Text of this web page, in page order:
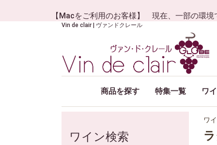
【Macをご利用のお客様】 現在、一部の環境
Vin de clair | ヴァンドクレール
商品を探す 特集一覧 ワ
ワイン検索
ワ